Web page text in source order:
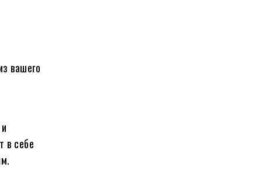
вашего
в себе